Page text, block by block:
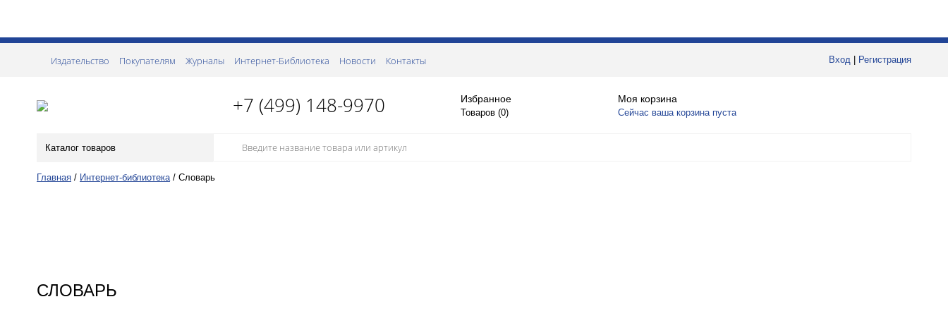
Вход Регистрация
Издательство Покупателям Журналы Интернет-Библиотека Новости Контакты
+7 (499) 148-9970 Избранное
Товаров (0)
Моя корзина
Сейчас ваша корзина пуста
Каталог товаров
Главная / Интернет-библиотека / Словарь
СЛОВАРЬ